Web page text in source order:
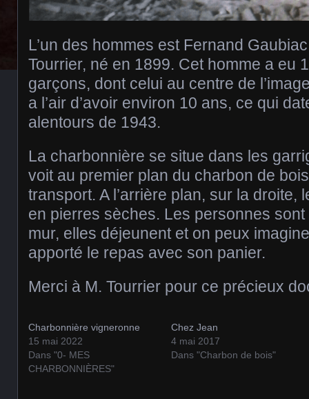
L’un des hommes est Fernand
Tourrier, né en 1899. Cet homme a eu
garçons, dont celui au centre de
a l’air d’avoir environ 10 ans, ce qui
alentours de 1943.
La charbonnière se situe dans les
voit au premier plan du charbon de
transport. A l’arrière plan, sur la droite,
en pierres sèches. Les personnes
mur, elles déjeunent et on peux
apporté le repas avec son panier.
Merci à M. Tourrier pour ce précieux
Charbonnière vigneronne
15 mai 2022
Dans "0- MES
CHARBONNIÈRES"
Chez Jean
4 mai 2017
Dans "Charbon de bois"